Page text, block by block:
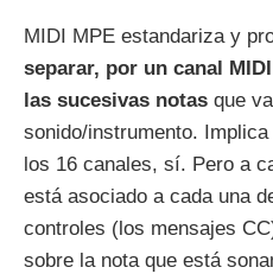
MIDI MPE estandariza y
separar, por un canal
las sucesivas notas que
sonido/instrumento.
los 16 canales, sí. Pero a
está asociado a cada una
controles (los mensajes
sobre la nota que está